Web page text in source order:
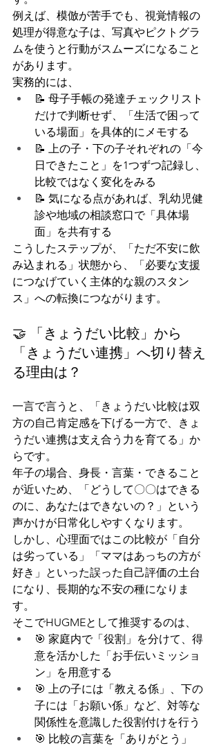
例えば、模倣が苦手でも、視覚情報の
処理が得意な子は、写真やピクトグラ
ムを使うと行動がスムーズになること
があります。
実務的には、
📝 母子手帳の発達チェックリスト
だけで判断せず、「生活で困って
いる場面」を具体的にメモする
📝 上の子・下の子それぞれの「今
日できたこと」を1つずつ記録し、
比較ではなく変化をみる
📝 気になる点があれば、乳幼児健
診や地域の相談窓口で「具体場
面」を共有する
こうしたステップが、「ただ不安に飲
み込まれる」状態から、「必要な支援
につなげていく主体的な親のスタン
ス」への転換につながります。
🤝 「きょうだい比較」から
「きょうだい連携」へ切り替え
る理由は？
一言で言うと、「きょうだい比較は双
方の自己肯定感を下げる一方で、きょ
うだい連携は支え合う力を育てる」か
らです。
年子の場合、身長・言葉・できること
が近いため、「どうして〇〇はできる
のに、あなたはできないの？」という
声かけが日常化しやすくなります。
しかし、心理面ではこの比較が「自分
は劣っている」「ママはあっちの方が
好き」といった誤った自己評価の土台
になり、長期的な不安の種になりま
す。
そこでHUGMEとして推奨するのは、
🎯 家庭内で「役割」を分けて、得
意を活かした「お手伝いミッショ
ン」を用意する
🎯 上の子には「教える係」、下の
子には「お願い係」など、対等な
関係性を意識した役割付けを行う
🎯 比較の言葉を「ありがとう」